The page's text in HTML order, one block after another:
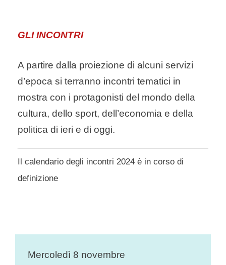
GLI INCONTRI
A partire dalla proiezione di alcuni servizi
d’epoca si terranno incontri tematici in
mostra con i protagonisti del mondo della
cultura, dello sport, dell’economia e della
politica di ieri e di oggi.
Il calendario degli incontri 2024 è in corso di
definizione
Mercoledì 8 novembre